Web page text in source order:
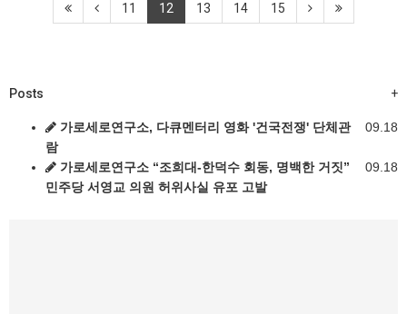
11 12 13 14 15
+
Posts
09.18
가로세로연구소, 다큐멘터리 영화 '건국전쟁' 단체관
람
09.18
가로세로연구소 “조희대-한덕수 회동, 명백한 거짓”
민주당 서영교 의원 허위사실 유포 고발